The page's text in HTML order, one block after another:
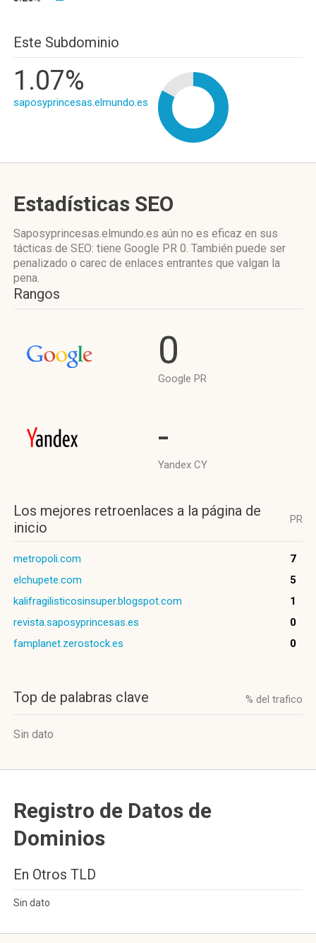
Este Subdominio
1.07%
saposyprincesas.elmundo.es
Estadísticas SEO
Saposyprincesas.elmundo.es aún no es eficaz en sus
tácticas de SEO: tiene Google PR 0. También puede ser
penalizado o carec de enlaces entrantes que valgan la
pena.
Rangos
0
Google PR
-
Yandex CY
Los mejores retroenlaces a la página de
inicio
PR
metropoli.com
7
elchupete.com
5
kalifragilisticosinsuper.blogspot.com
1
revista.saposyprincesas.es
0
famplanet.zerostock.es
0
Top de palabras clave % del trafico
Sin dato
Registro de Datos de
Dominios
En Otros TLD
Sin dato